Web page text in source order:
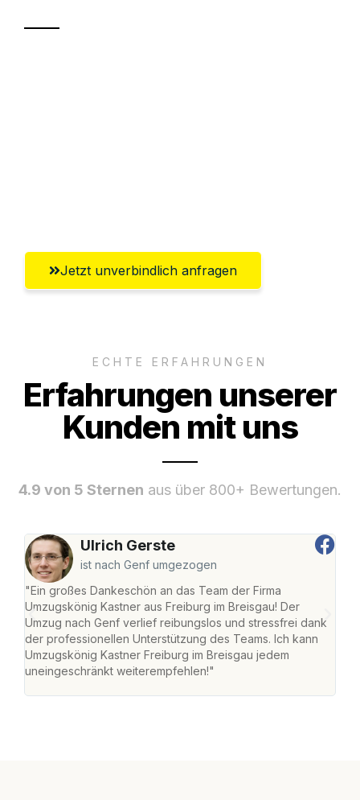
Jetzt unverbindlich anfragen
ECHTE ERFAHRUNGEN
Erfahrungen unserer
Kunden mit uns
4.9 von 5 Sternen aus über 800+ Bewertungen.
Ulrich Gerste
ist nach Genf umgezogen
"Ein großes Dankeschön an das Team der Firma
Umzugskönig Kastner aus Freiburg im Breisgau! Der
Umzug nach Genf verlief reibungslos und stressfrei dank
der professionellen Unterstützung des Teams. Ich kann
Umzugskönig Kastner Freiburg im Breisgau jedem
uneingeschränkt weiterempfehlen!"